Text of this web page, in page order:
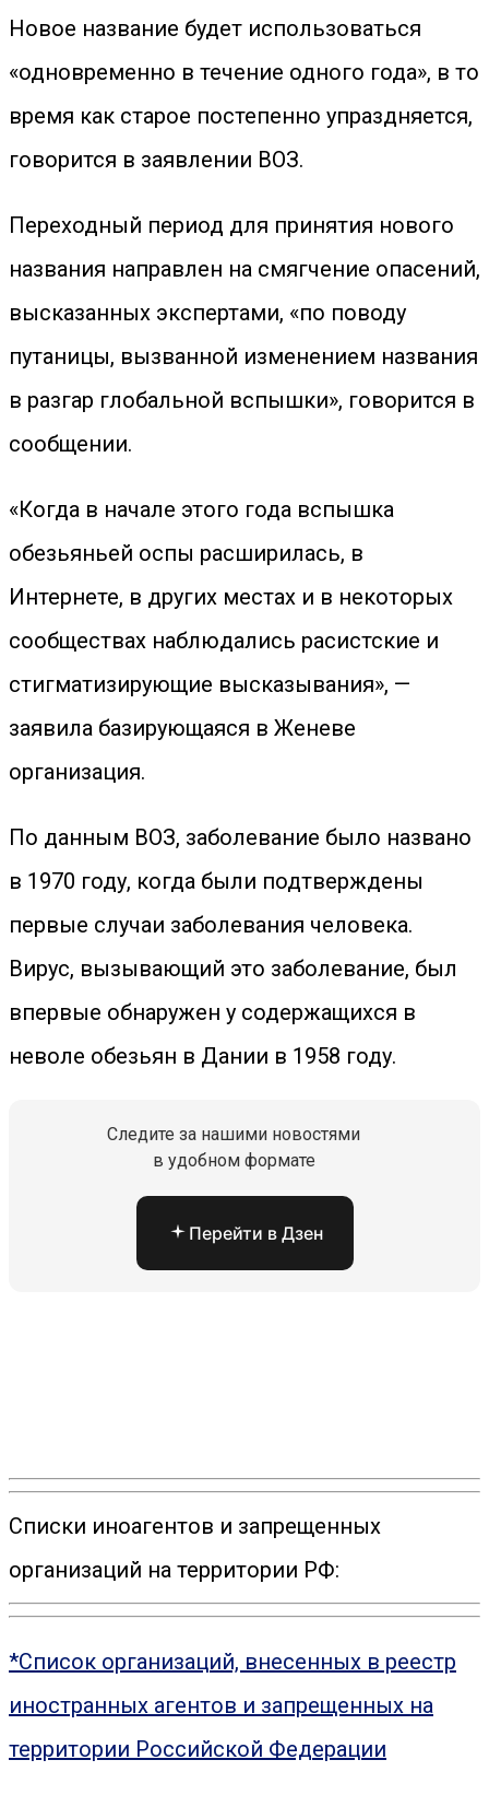
Новое название будет использоваться
«одновременно в течение одного года», в то
время как старое постепенно упраздняется,
говорится в заявлении ВОЗ.
Переходный период для принятия нового
названия направлен на смягчение опасений,
высказанных экспертами, «по поводу
путаницы, вызванной изменением названия
в разгар глобальной вспышки», говорится в
сообщении.
«Когда в начале этого года вспышка
обезьяньей оспы расширилась, в
Интернете, в других местах и ​​в некоторых
сообществах наблюдались расистские и
стигматизирующие высказывания», —
заявила базирующаяся в Женеве
организация.
По данным ВОЗ, заболевание было названо
в 1970 году, когда были подтверждены
первые случаи заболевания человека.
Вирус, вызывающий это заболевание, был
впервые обнаружен у содержащихся в
неволе обезьян в Дании в 1958 году.
Следите за нашими новостями
в удобном формате
Перейти в Дзен
Списки иноагентов и запрещенных
организаций на территории РФ:
*Список организаций, внесенных в реестр
иностранных агентов и запрещенных на
территории Российской Федерации